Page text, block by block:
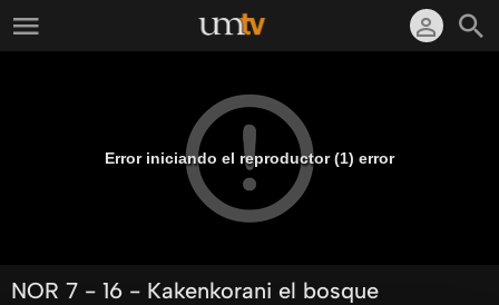
Error iniciando el reproductor (1) error
NOR 7 - 16 - Kakenkorani el bosque